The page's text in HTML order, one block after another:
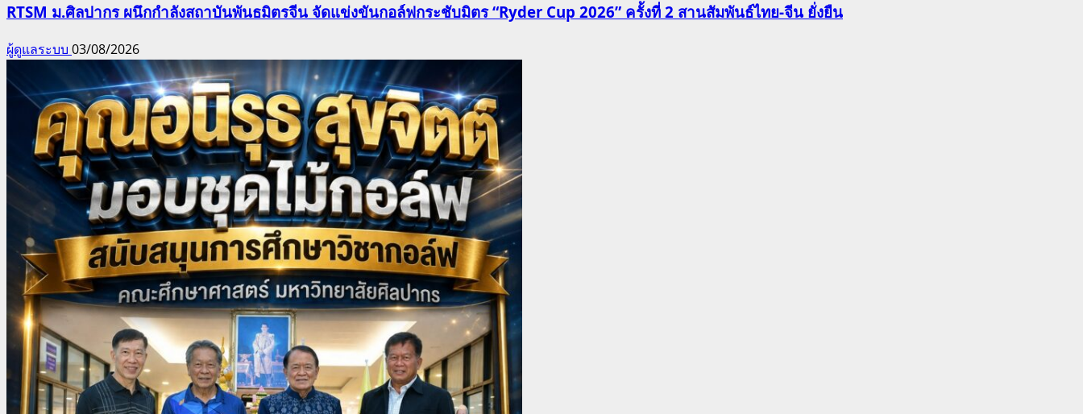
RTSM ม.ศิลปากร ผนึกกำลังสถาบันพันธมิตรจีน จัดแข่งขันกอล์ฟกระชับมิตร “Ryder Cup 2026” ครั้งที่ 2 สานสัมพันธ์ไทย-จีน ยั่งยืน
ผู้ดูแลระบบ 03/08/2026